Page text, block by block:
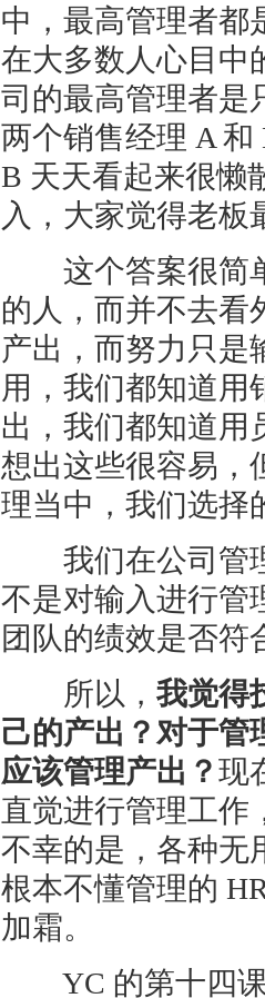
中，最高管理者都
在大多数人心目中
司的最高管理者是
两个销售经理 A
B 天天看起来很懒
入，大家觉得老板
这个答案很简单
的人，而并不去看
产出，而努力只是
用，我们都知道用
出，我们都知道用
想出这些很容易，
理当中，我们选择
我们在公司管理
不是对输入进行管
团队的绩效是否符
所以， 我觉得
己的产出？对于管
应该管理产出？现
直觉进行管理工作
不幸的是，各种无
根本不懂管理的
加霜。
YC 的第十四课